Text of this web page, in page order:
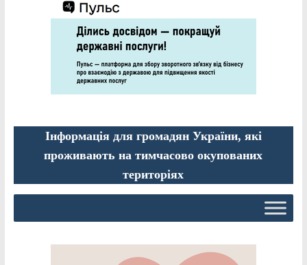
Інформація для громадян України, які
проживають на тимчасово окупованих
територіях